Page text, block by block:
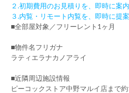
２.初期費用のお見積りを、即時に案内
３.内覧・リモート内覧を、即時に提案
■全部屋対象／フリーレント1ヶ月
■物件名フリガナ
ラティエラナカノアライ
■近隣周辺施設情報
ピーコックストア中野マルイ店まで